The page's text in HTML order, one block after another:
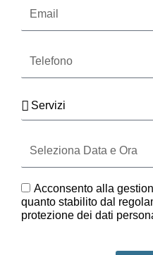
Servizi
Data
e
GDPR
Acconsento alla
quanto stabilito dal
protezione dei dati